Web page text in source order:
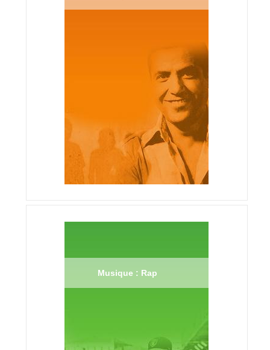
Musique : Rap